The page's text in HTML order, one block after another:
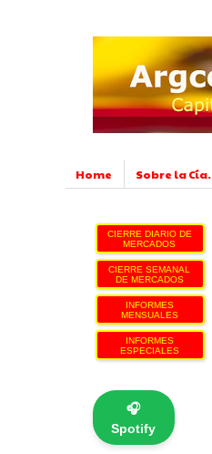
Home Sobre la Cía.
CIERRE DIARIO DE
MERCADOS
CIERRE SEMANAL
DE MERCADOS
INFORMES
MENSUALES
INFORMES
ESPECIALES
🎧
Spotify